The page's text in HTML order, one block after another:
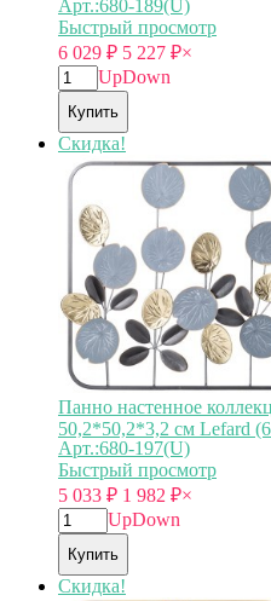
Арт.:680-189(U)
Быстрый просмотр
6 029 ₽ 5 227 ₽×
UpDown
Купить
Скидка!
Панно настенное
50,2*50,2*3,2 см Lefard
Арт.:680-197(U)
Быстрый просмотр
5 033 ₽ 1 982 ₽×
UpDown
Купить
Скидка!